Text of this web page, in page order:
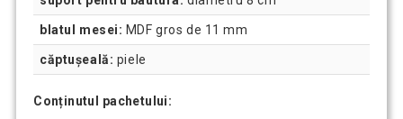
blatul mesei: MDF gros de 11 mm
căptușeală: piele
Conținutul pachetului: